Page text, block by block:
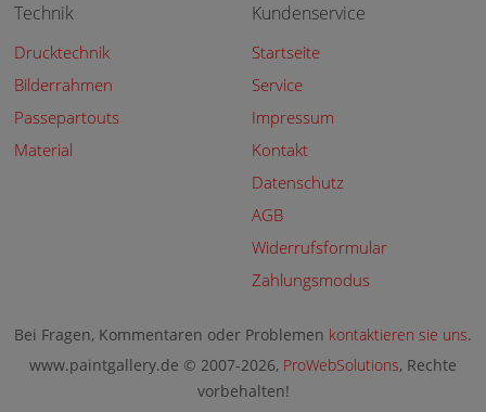
Technik
Drucktechnik
Bilderrahmen
Passepartouts
Material
Kundenservice
Startseite
Service
Impressum
Kontakt
Datenschutz
AGB
Widerrufsformular
Zahlungsmodus
Bei Fragen, Kommentaren oder Problemen kontaktieren sie uns.
www.paintgallery.de © 2007-2026, ProWebSolutions, Rechte
vorbehalten!